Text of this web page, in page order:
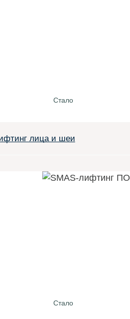
Стало
лица и шеи
Стало